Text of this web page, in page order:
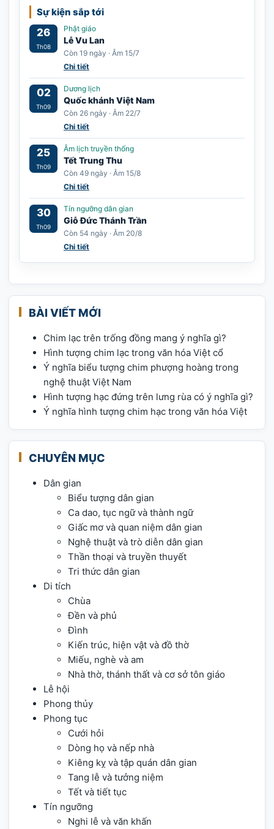
Sự kiện sắp tới
26
Th08
Phật giáo
Lễ Vu Lan
Còn 19 ngày · Âm 15/7
Chi tiết
02
Th09
Dương lịch
Quốc khánh Việt Nam
Còn 26 ngày · Âm 22/7
Chi tiết
25
Th09
Âm lịch truyền thống
Tết Trung Thu
Còn 49 ngày · Âm 15/8
Chi tiết
30
Th09
Tín ngưỡng dân gian
Giỗ Đức Thánh Trần
Còn 54 ngày · Âm 20/8
Chi tiết
BÀI VIẾT MỚI
Chim lạc trên trống đồng mang ý nghĩa gì?
Hình tượng chim lạc trong văn hóa Việt cổ
Ý nghĩa biểu tượng chim phượng hoàng trong
nghệ thuật Việt Nam
Hình tượng hạc đứng trên lưng rùa có ý nghĩa gì?
Ý nghĩa hình tượng chim hạc trong văn hóa Việt
CHUYÊN MỤC
Dân gian
Biểu tượng dân gian
Ca dao, tục ngữ và thành ngữ
Giấc mơ và quan niệm dân gian
Nghệ thuật và trò diễn dân gian
Thần thoại và truyền thuyết
Tri thức dân gian
Di tích
Chùa
Đền và phủ
Đình
Kiến trúc, hiện vật và đồ thờ
Miếu, nghè và am
Nhà thờ, thánh thất và cơ sở tôn giáo
Lễ hội
Phong thủy
Phong tục
Cưới hỏi
Dòng họ và nếp nhà
Kiêng kỵ và tập quán dân gian
Tang lễ và tưởng niệm
Tết và tiết tục
Tín ngưỡng
Nghi lễ và văn khấn